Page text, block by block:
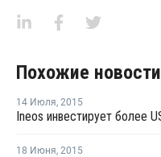
Похожие новости
14 Июля, 2015
18 Июня, 2015